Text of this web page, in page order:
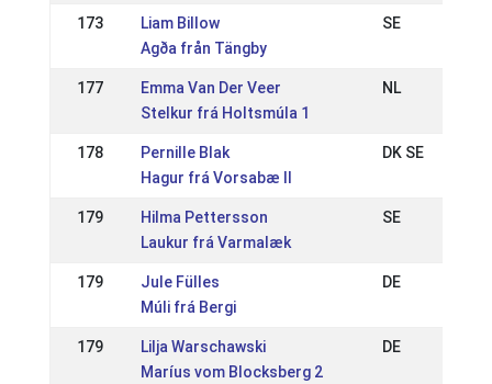
173
Liam Billow
Agða från Tängby
SE
177
Emma Van Der Veer
Stelkur frá Holtsmúla 1
NL
178
Pernille Blak
Hagur frá Vorsabæ II
DK SE
179
Hilma Pettersson
Laukur frá Varmalæk
SE
179
Jule Fülles
Múli frá Bergi
DE
179
Lilja Warschawski
Maríus vom Blocksberg 2
DE